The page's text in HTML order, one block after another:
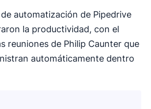
automatización de Pipedrive
la productividad, con el
reuniones de Philip Caunter que
automáticamente dentro